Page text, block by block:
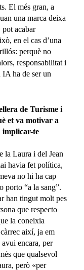
El més gran, a
una marca deixa
acabar
en el cas d’una
perquè no
responsabilitat i
ha de ser un
de Turisme i
et va motivar a
implicar-te
la Laura i del Jean
havia fet política,
no hi ha cap
porto “a la sang”.
han tingut molt pes
que respecto
la coneixia
així, ja em
encara, per
que qualsevol
però «per